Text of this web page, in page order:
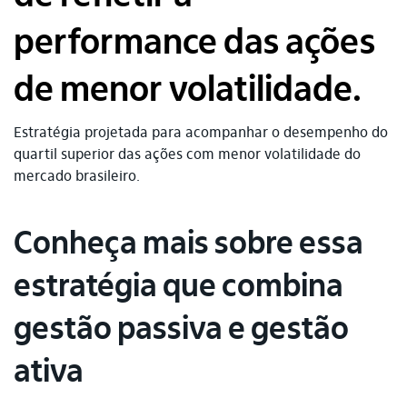
performance das ações
de menor volatilidade.
Estratégia projetada para acompanhar o desempenho do
quartil superior das ações com menor volatilidade do
mercado brasileiro.
Conheça mais sobre essa
estratégia que combina
gestão passiva e gestão
ativa